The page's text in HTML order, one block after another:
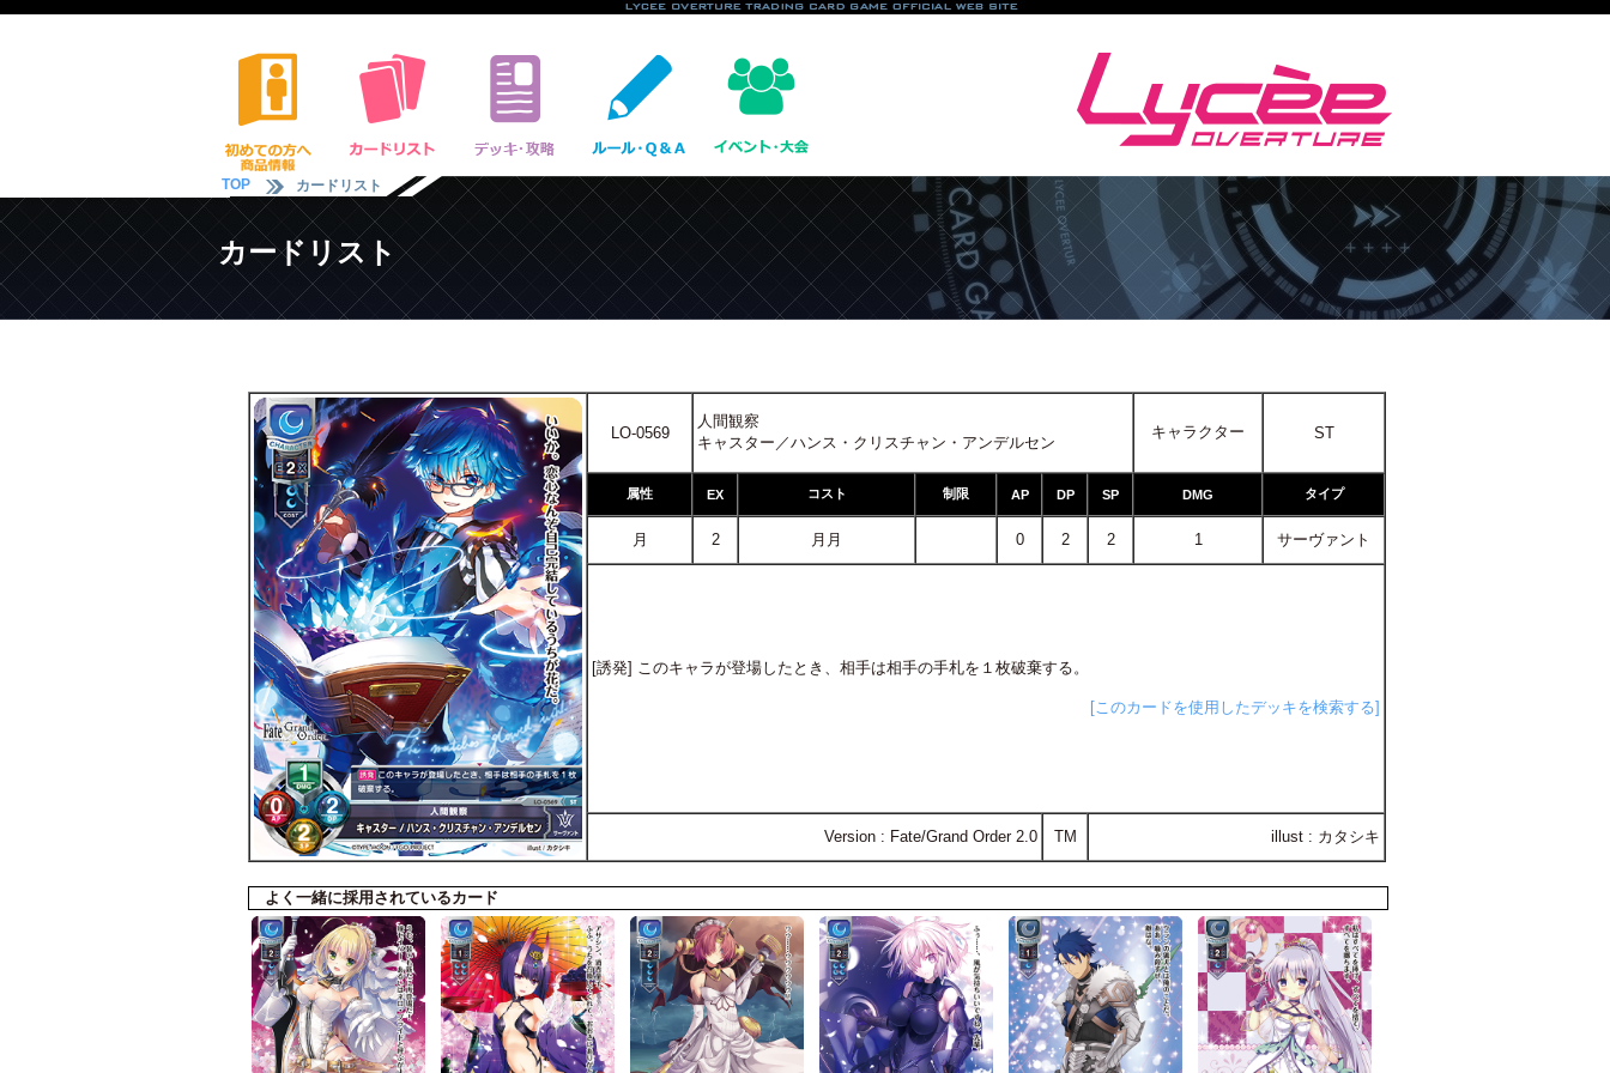
TOP カードリスト
カードリスト
LO-0569
人間観察
キャスター／ハンス・クリスチャン・アンデルセン
キャラクター ST
属性 EX コスト 制限 AP DP SP DMG タイプ
月 2 月月 0 2 2 1 サーヴァント
[誘発] このキャラが登場したとき、相手は相手の手札を１枚破棄する。
[このカードを使用したデッキを検索する]
Version : Fate/Grand Order 2.0 TM illust : カタシキ
よく一緒に採用されているカード